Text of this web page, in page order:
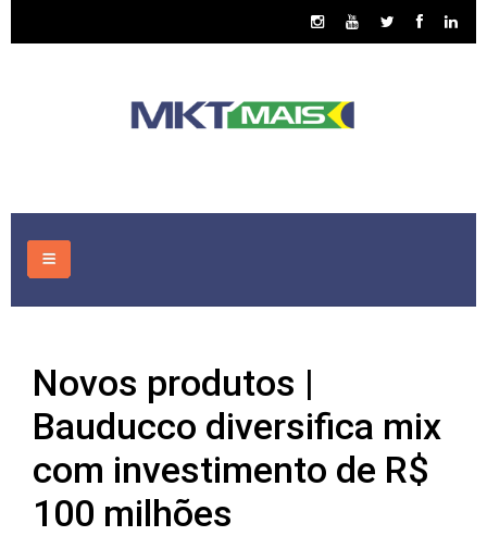
CONSULTORIA
ASSUNTOS
PUBLICAÇÕES
Novos produtos |
Bauducco diversifica mix
com investimento de R$
100 milhões